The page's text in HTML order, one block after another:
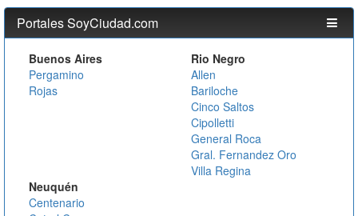
Portales SoyCiudad.com
Buenos Aires
Pergamino
Rojas
Rio Negro
Allen
Bariloche
Cinco Saltos
Cipolletti
General Roca
Gral. Fernandez Oro
Villa Regina
Neuquén
Centenario